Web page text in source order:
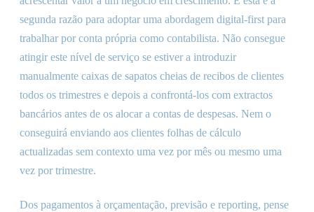
segunda razão para adoptar uma abordagem digital-first para
trabalhar por conta própria como contabilista. Não consegue
atingir este nível de serviço se estiver a introduzir
manualmente caixas de sapatos cheias de recibos de clientes
todos os trimestres e depois a confrontá-los com extractos
bancários antes de os alocar a contas de despesas. Nem o
conseguirá enviando aos clientes folhas de cálculo
actualizadas sem contexto uma vez por mês ou mesmo uma
vez por trimestre.
Dos pagamentos à orçamentação, previsão e reporting, pense